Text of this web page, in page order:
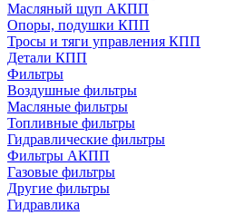
Масляный щуп АКПП
Опоры, подушки КПП
Тросы и тяги управления КПП
Детали КПП
Фильтры
Воздушные фильтры
Масляные фильтры
Топливные фильтры
Гидравлические фильтры
Фильтры АКПП
Газовые фильтры
Другие фильтры
Гидравлика